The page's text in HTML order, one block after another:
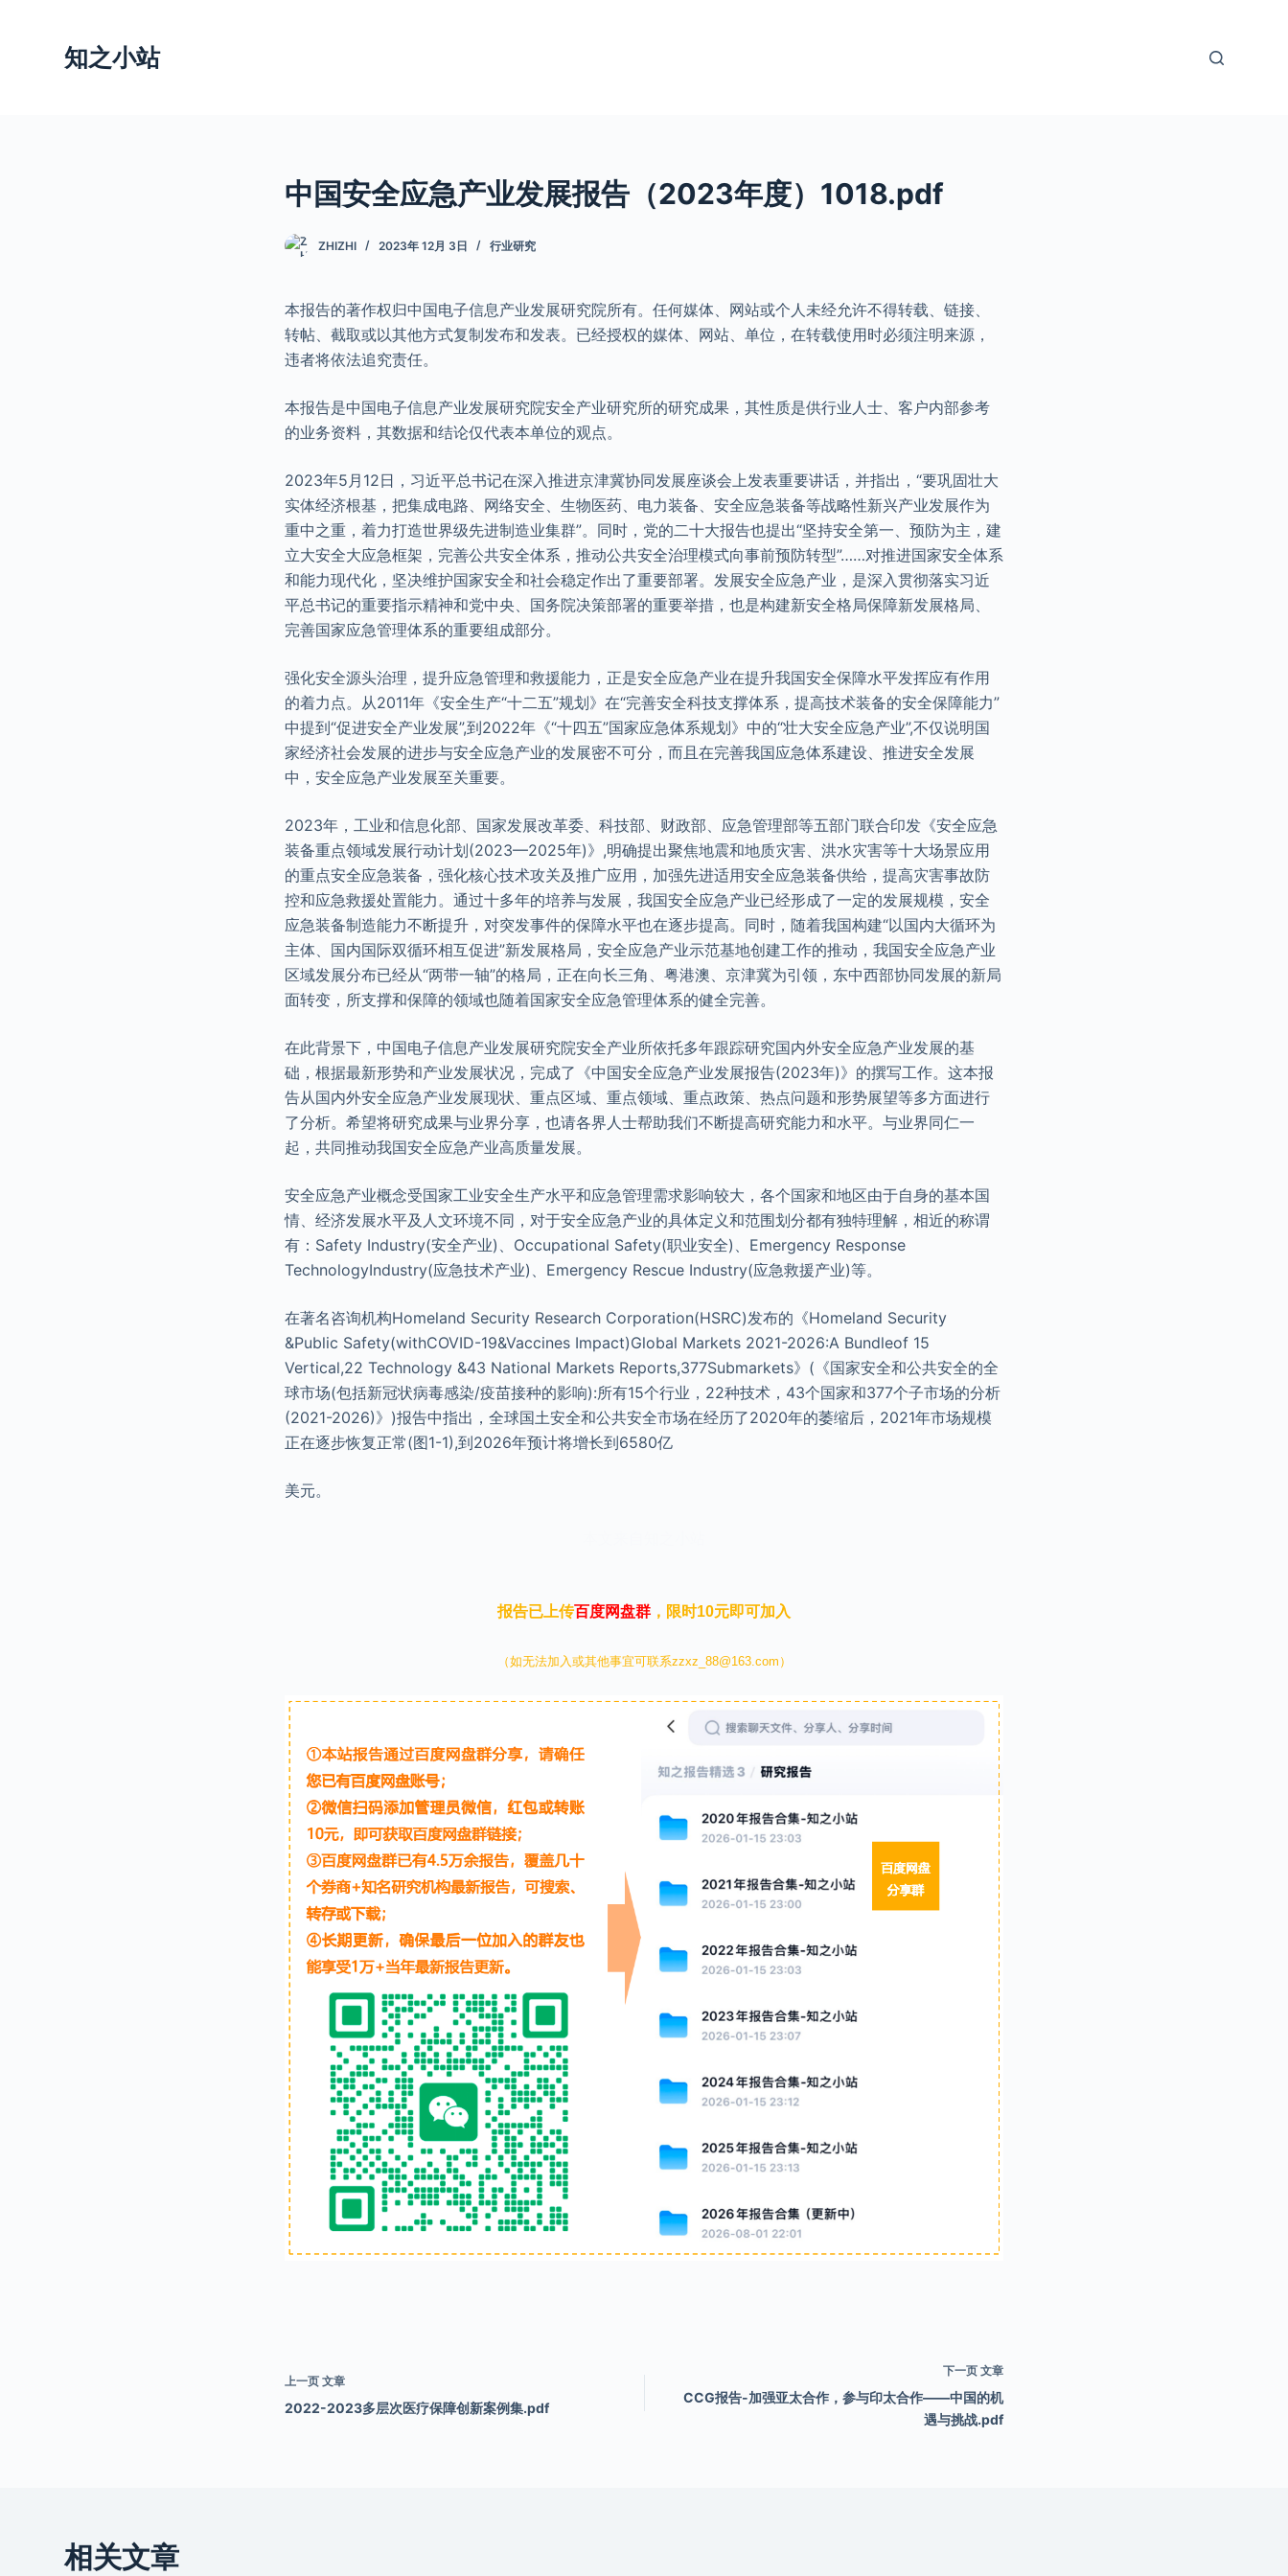
知之小站
中国安全应急产业发展报告（2023年度）1018.pdf
ZHIZHI 2023年 12月 3日 行业研究
本报告的著作权归中国电子信息产业发展研究院所有。任何媒体、网站或个人未经允许不得转载、链接、
转帖、截取或以其他方式复制发布和发表。已经授权的媒体、网站、单位，在转载使用时必须注明来源，
违者将依法追究责任。
本报告是中国电子信息产业发展研究院安全产业研究所的研究成果，其性质是供行业人士、客户内部参考
的业务资料，其数据和结论仅代表本单位的观点。
2023年5月12日，习近平总书记在深入推进京津冀协同发展座谈会上发表重要讲话，并指出，“要巩固壮大
实体经济根基，把集成电路、网络安全、生物医药、电力装备、安全应急装备等战略性新兴产业发展作为
重中之重，着力打造世界级先进制造业集群”。同时，党的二十大报告也提出“坚持安全第一、预防为主，建
立大安全大应急框架，完善公共安全体系，推动公共安全治理模式向事前预防转型”……对推进国家安全体系
和能力现代化，坚决维护国家安全和社会稳定作出了重要部署。发展安全应急产业，是深入贯彻落实习近
平总书记的重要指示精神和党中央、国务院决策部署的重要举措，也是构建新安全格局保障新发展格局、
完善国家应急管理体系的重要组成部分。
强化安全源头治理，提升应急管理和救援能力，正是安全应急产业在提升我国安全保障水平发挥应有作用
的着力点。从2011年《安全生产“十二五”规划》在“完善安全科技支撑体系，提高技术装备的安全保障能力”
中提到“促进安全产业发展”,到2022年《“十四五”国家应急体系规划》中的“壮大安全应急产业”,不仅说明国
家经济社会发展的进步与安全应急产业的发展密不可分，而且在完善我国应急体系建设、推进安全发展
中，安全应急产业发展至关重要。
2023年，工业和信息化部、国家发展改革委、科技部、财政部、应急管理部等五部门联合印发《安全应急
装备重点领域发展行动计划(2023—2025年)》,明确提出聚焦地震和地质灾害、洪水灾害等十大场景应用
的重点安全应急装备，强化核心技术攻关及推广应用，加强先进适用安全应急装备供给，提高灾害事故防
控和应急救援处置能力。通过十多年的培养与发展，我国安全应急产业已经形成了一定的发展规模，安全
应急装备制造能力不断提升，对突发事件的保障水平也在逐步提高。同时，随着我国构建“以国内大循环为
主体、国内国际双循环相互促进”新发展格局，安全应急产业示范基地创建工作的推动，我国安全应急产业
区域发展分布已经从“两带一轴”的格局，正在向长三角、粤港澳、京津冀为引领，东中西部协同发展的新局
面转变，所支撑和保障的领域也随着国家安全应急管理体系的健全完善。
在此背景下，中国电子信息产业发展研究院安全产业所依托多年跟踪研究国内外安全应急产业发展的基
础，根据最新形势和产业发展状况，完成了《中国安全应急产业发展报告(2023年)》的撰写工作。这本报
告从国内外安全应急产业发展现状、重点区域、重点领域、重点政策、热点问题和形势展望等多方面进行
了分析。希望将研究成果与业界分享，也请各界人士帮助我们不断提高研究能力和水平。与业界同仁一
起，共同推动我国安全应急产业高质量发展。
安全应急产业概念受国家工业安全生产水平和应急管理需求影响较大，各个国家和地区由于自身的基本国
情、经济发展水平及人文环境不同，对于安全应急产业的具体定义和范围划分都有独特理解，相近的称谓
有：Safety Industry(安全产业)、Occupational Safety(职业安全)、Emergency Response
TechnologyIndustry(应急技术产业)、Emergency Rescue Industry(应急救援产业)等。
在著名咨询机构Homeland Security Research Corporation(HSRC)发布的《Homeland Security
&Public Safety(withCOVID-19&Vaccines Impact)Global Markets 2021-2026:A Bundleof 15
Vertical,22 Technology &43 National Markets Reports,377Submarkets》(《国家安全和公共安全的全
球市场(包括新冠状病毒感染/疫苗接种的影响):所有15个行业，22种技术，43个国家和377个子市场的分析
(2021-2026)》)报告中指出，全球国土安全和公共安全市场在经历了2020年的萎缩后，2021年市场规模
正在逐步恢复正常(图1-1),到2026年预计将增长到6580亿
美元。
报告已上传百度网盘群 ，限时10元即可加入
（如无法加入或其他事宜可联系zzxz_88@163.com）
上一页 文章
2022-2023多层次医疗保障创新案例集.pdf
下一页 文章
CCG报告-加强亚太合作，参与印太合作——中国的机
遇与挑战.pdf
相关文章